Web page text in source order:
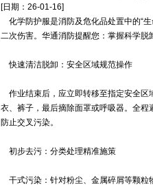
[日期：26-01-16]
化学防护服是消防及危化品处置中的“
二次伤害。华通消防提醒您：掌握科学脱
快速清洁脱卸：安全区域规范操作
作业结束后，应立即转移至指定安全区
衣、裤子，最后摘除面罩或呼吸器。全程
防止交叉污染。
初步去污：分类处理精准施策
干式污染：针对粉尘、金属碎屑等颗粒